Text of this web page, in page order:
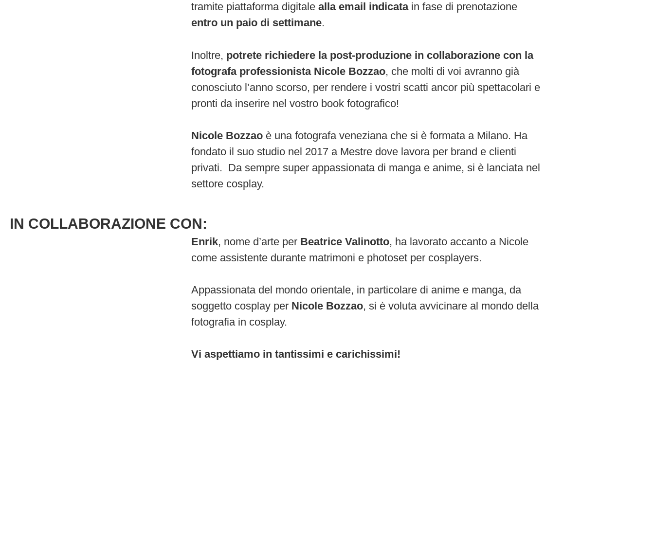
tramite piattaforma digitalealla email indicatain fase di prenotazione
entro un paio di settimane.
Inoltre, potrete richiedere la post-produzione in collaborazione con la
fotografa professionista Nicole Bozzao, che molti di voi avranno già
conosciuto l’anno scorso, per rendere i vostri scatti ancor più spettacolari e
pronti da inserire nel vostro book fotografico!
Nicole Bozzao è una fotografa veneziana che si è formata a Milano. Ha
fondato il suo studio nel 2017 a Mestre dove lavora per brand e clienti
privati. Da sempre super appassionata di manga e anime, si è lanciata nel
settore cosplay.
IN COLLABORAZIONE CON:
Enrik, nome d’arte per Beatrice Valinotto, ha lavorato accanto a Nicole
come assistente durante matrimoni e photoset per cosplayers.
Appassionata del mondo orientale, in particolare di anime e manga, da
soggetto cosplay per Nicole Bozzao, si è voluta avvicinare al mondo della
fotografia in cosplay.
Vi aspettiamo in tantissimi e carichissimi!